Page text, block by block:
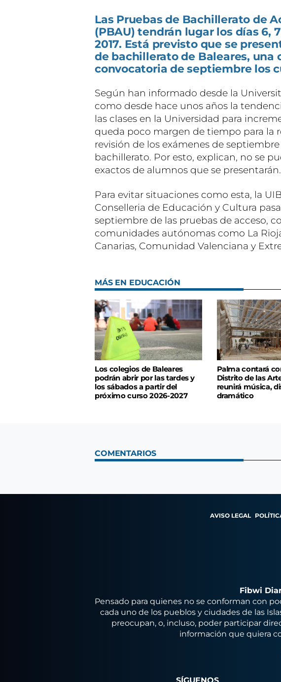
Las Pruebas de Bachillerato de
(PBAU) tendrán lugar los días 6,
2017. Está previsto que se
de bachillerato de Baleares, una
convocatoria de septiembre los
Según han informado desde la
como desde hace unos años la
las clases en la Universidad para
queda poco margen de tiempo para la
revisión de los exámenes de
bachillerato. Por esto, explican, no se
exactos de alumnos que se presentarán.
Para evitar situaciones como esta, la
Conselleria de Educación y Cultura
septiembre de las pruebas de acceso,
comunidades autónomas como La
Canarias, Comunidad Valenciana y
MÁS EN EDUCACIÓN
Los colegios de Baleares
podrán abrir por las tardes y
los sábados a partir del
próximo curso 2026-2027
Palma contará
Distrito de las
reunirá música,
dramático
COMENTARIOS
AVISO LEGAL
Fibwi
Pensado para quienes no se conforman con
cada uno de los pueblos y ciudades de las
preocupan, o, incluso, poder participar
información que quiera